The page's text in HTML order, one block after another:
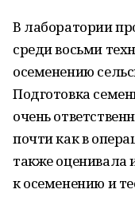
В лаборатории
среди восьми
осеменению
Подготовка
очень
почти как в
также оценивала
к осеменению и